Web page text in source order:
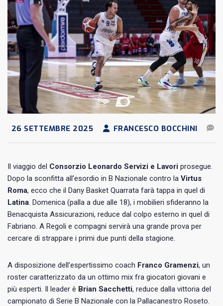
26 SETTEMBRE 2025 FRANCESCO BOCCHINI
Il viaggio del Consorzio Leonardo Servizi e Lavori prosegue.
Dopo la sconfitta all’esordio in B Nazionale contro la Virtus
Roma, ecco che il Dany Basket Quarrata farà tappa in quel di
Latina. Domenica (palla a due alle 18), i mobilieri sfideranno la
Benacquista Assicurazioni, reduce dal colpo esterno in quel di
Fabriano. A Regoli e compagni servirà una grande prova per
cercare di strappare i primi due punti della stagione.
A disposizione dell’espertissimo coach Franco Gramenzi, un
roster caratterizzato da un ottimo mix fra giocatori giovani e
più esperti. Il leader è Brian Sacchetti, reduce dalla vittoria del
campionato di Serie B Nazionale con la Pallacanestro Roseto.